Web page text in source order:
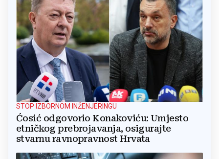
STOP IZBORNOM INŽENJERINGU
Ćosić odgovorio Konakoviću: Umjesto
etničkog prebrojavanja, osigurajte
stvarnu ravnopravnost Hrvata